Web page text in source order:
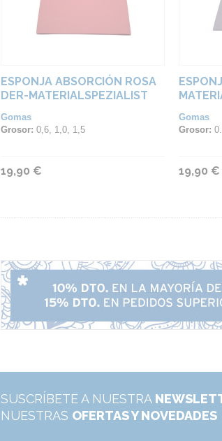
ESPONJA ABSORCIÓN ROSA
DER-MATERIALSPEZIALIST
Gomas
Grosor: 0,6, 1,0, 1,5
19,90 €
Gomas
Grosor:
19,90 €
SUSCRÍBETE A NUESTRA
NUESTRAS OFERTAS Y NOVEDADES